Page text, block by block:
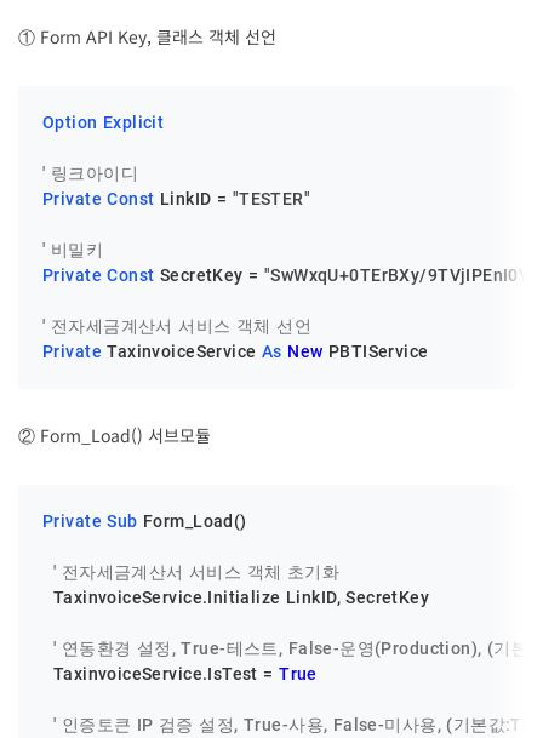
① Form API Key, 클래스 객체 선언
Option Explicit
' 링크아이디
Private Const LinkID = "TESTER"
' 비밀키
Private Const SecretKey = "SwWxqU+0TErBXy/
' 전자세금계산서 서비스 객체 선언
Private TaxinvoiceService As New PBTIService
② Form_Load() 서브모듈
Private Sub Form_Load()
' 전자세금계산서 서비스 객체 초기화
  TaxinvoiceService.Initialize LinkID, SecretKey
' 연동환경 설정, True-테스트, False-운영(Production), (기본
  TaxinvoiceService.IsTest =
True
' 인증토큰 IP 검증 설정, True-사용, False-미사용, (기본값